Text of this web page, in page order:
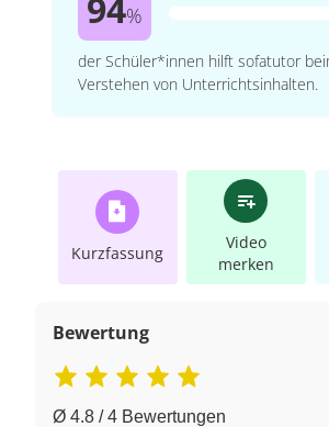
%
der Schüler*innen hilft sofatutor
Verstehen von Unterrichtsinhalten.
Kurzfassung
Video
merken
Bewertung
Ø 4.8 / 4 Bewertungen